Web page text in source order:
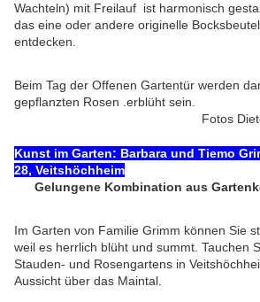
Wachteln) mit Freilauf ist harmonisch
das eine oder andere originelle
entdecken.
Beim Tag der Offenen Gartentür werden
gepflanzten Rosen .erblüht sein.
Fotos
Kunst im Garten: Barbara und Tiemo
28, Veitshöchheim
Gelungene Kombination aus
Im Garten von Familie Grimm können Sie
weil es herrlich blüht und summt. Tauchen
Stauden- und Rosengartens in
Aussicht über das Maintal.